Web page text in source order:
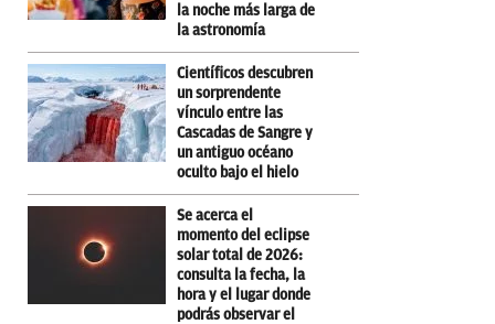
la noche más larga de
la astronomía
Científicos descubren
un sorprendente
vínculo entre las
Cascadas de Sangre y
un antiguo océano
oculto bajo el hielo
Se acerca el
momento del eclipse
solar total de 2026:
consulta la fecha, la
hora y el lugar donde
podrás observar el